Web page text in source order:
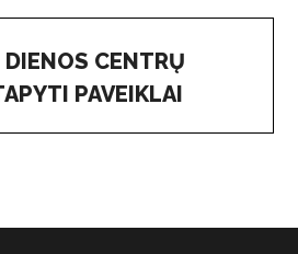
CENTRŲ
PAVEIKLAI